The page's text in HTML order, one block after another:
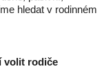
hledat v rodinném
volit rodiče